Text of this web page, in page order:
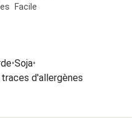
Facile
•Soja•
d'allergènes